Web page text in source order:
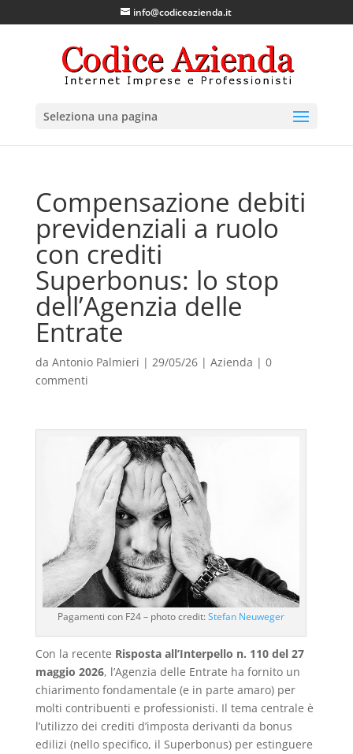
info@codiceazienda.it
Seleziona una pagina
Compensazione debiti
previdenziali a ruolo
con crediti
Superbonus: lo stop
dell’Agenzia delle
Entrate
da Antonio Palmieri | 29/05/26| Azienda | 0
commenti
Pagamenti con F24 – photo credit: Stefan Neuweger
Con la recente Risposta all’Interpello n. 110 del 27
maggio 2026, l’Agenzia delle Entrate ha fornito un
chiarimento fondamentale (e in parte amaro) per
molti contribuenti e professionisti. Il tema centrale è
l’utilizzo dei crediti d’imposta derivanti da bonus
edilizi (nello specifico, il Superbonus) per estinguere